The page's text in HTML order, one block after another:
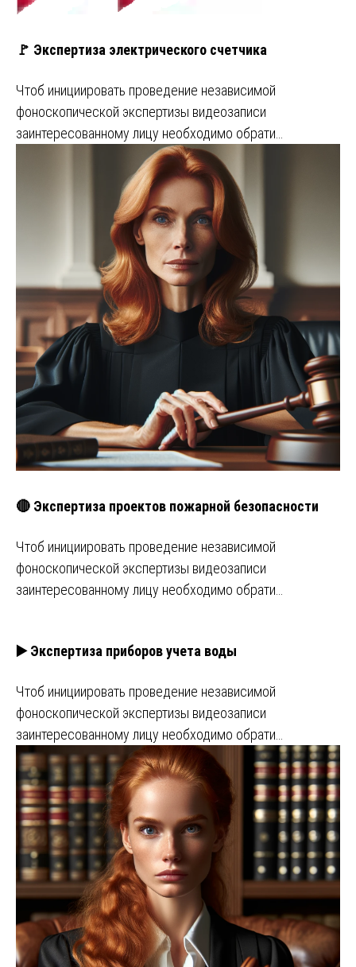
🚩 Экспертиза электрического счетчика
Чтоб инициировать проведение независимой
фоноскопической экспертизы видеозаписи
заинтересованному лицу необходимо обрати…
🔴 Экспертиза проектов пожарной безопасности
Чтоб инициировать проведение независимой
фоноскопической экспертизы видеозаписи
заинтересованному лицу необходимо обрати…
▶️ Экспертиза приборов учета воды
Чтоб инициировать проведение независимой
фоноскопической экспертизы видеозаписи
заинтересованному лицу необходимо обрати…